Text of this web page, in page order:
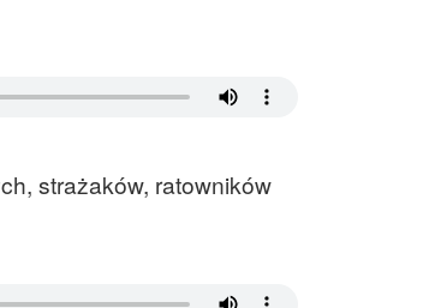
strażaków, ratowników